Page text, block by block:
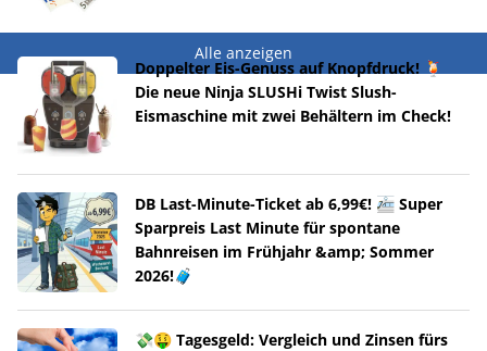
Alle anzeigen
Doppelter Eis-Genuss auf Knopfdruck! 🍹
Die neue Ninja SLUSHi Twist Slush-
Eismaschine mit zwei Behältern im Check!
DB Last-Minute-Ticket ab 6,99€! 🚈 Super
Sparpreis Last Minute für spontane
Bahnreisen im Frühjahr &amp; Sommer
2026!🧳
💸🤑 Tagesgeld: Vergleich und Zinsen fürs